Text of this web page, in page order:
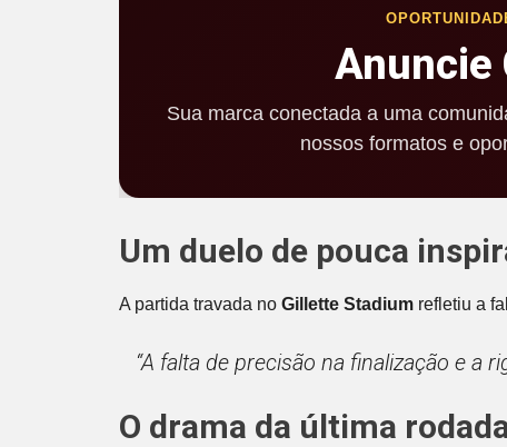
Anuncie
Sua marca conectada a uma
nossos formatos e
Um duelo de pouca
A partida travada no Gillette Stadium refletiu a
“A falta de precisão na finalização e
O drama da última